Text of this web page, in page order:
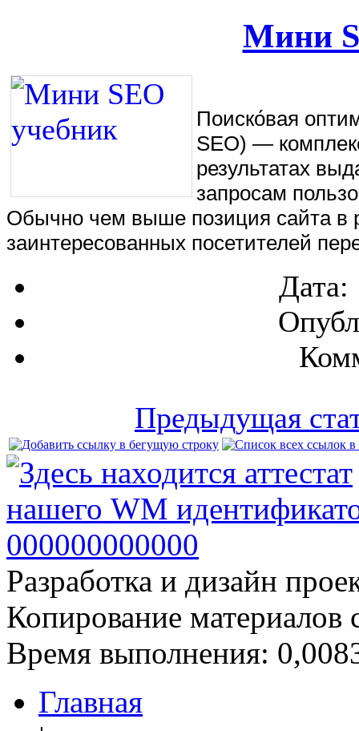
Мини
Поиско́вая
SEO) —
результатах
запросам
Обычно чем выше позиция сайта в
заинтересованных посетителей
Дата:
Предыдущая
Разработка и дизайн
Копирование материалов
Время выполнения:
Главная